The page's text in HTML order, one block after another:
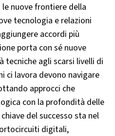
nuove frontiere della
tecnologia e relazioni
accordi più
porta con sé nuove
tecniche agli scarsi livelli di
ci lavora devono navigare
approcci che
con la profondità delle
del successo sta nel
digitali,